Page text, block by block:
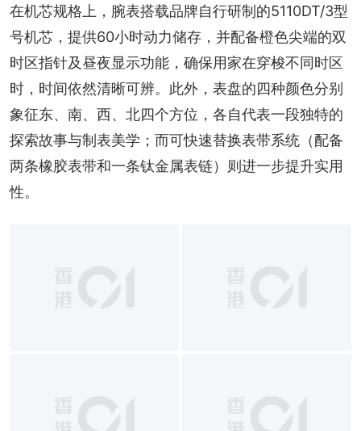
在机芯规格上，腕表搭载品牌自行研制的5110DT/3型
号机芯，提供60小时动力储存，并配备橙色尖端的双
时区指针及昼夜显示功能，确保用家在穿梭不同时区
时，时间依然清晰可辨。此外，表盘的四种颜色分别
象征东、南、西、北四个方位，各自代表一段独特的
探索故事与制表美学；而可快速替换表带系统（配备
两条橡胶表带和一条钛金属表链）则进一步提升实用
性。